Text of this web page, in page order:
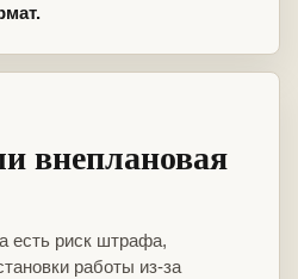
внеплановая
есть риск штрафа,
работы из-за